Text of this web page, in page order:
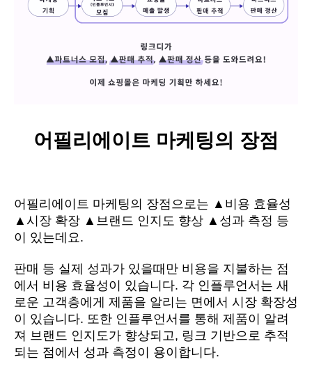
어필리에이트 마케팅의 장점
어필리에이트 마케팅의 장점으로는 ▲비용 효율성
▲시장 확장 ▲브랜드 인지도 향상 ▲성과 측정 등
이 있는데요.
판매 등 실제 성과가 있을때만 비용을 지불하는 점
에서 비용 효율성이 있습니다. 각 인플루언서는 새
로운 고객층에게 제품을 알리는 면에서 시장 확장성
이 있습니다. 또한 인플루언서를 통해 제품이 알려
져 브랜드 인지도가 향상되고, 링크 기반으로 추적
되는 점에서 성과 측정이 용이합니다.